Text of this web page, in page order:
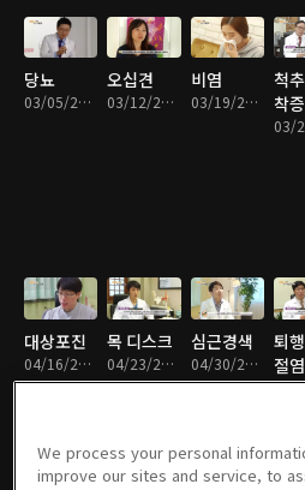
당뇨
03/05/2016 • 17분
오십견
03/12/2016 • 18분
비염
03/19/2016 • 16분
척
착증
대상포진
04/16/2016 • 18분
목 디스크
04/23/2016 • 17분
심근경색
04/30/2016 • 14분
퇴
절염
We process your personal
improve our sites and service, to